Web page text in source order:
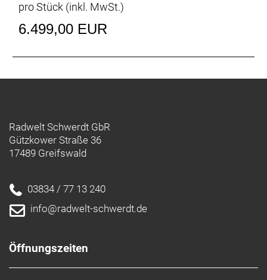
pro Stück (inkl. MwSt.)
6.499,00 EUR
Radwelt Schwerdt GbR
Gützkower Straße 36
17489 Greifswald
03834 / 77 13 240
info@radwelt-schwerdt.de
Öffnungszeiten